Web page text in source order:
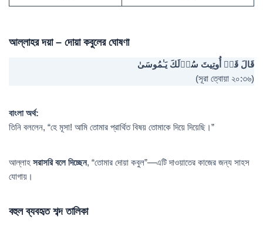
আল্লাহর দয়া – দোয়া কবুলের ঘোষণা
قَالَ قَدۡ أُوتِیتَ سُؤۡلَكَ یَـٰمُوسَىٰ
(সূরা ত্বোয়া ২০:৩৬)
বাংলা অর্থ:
তিনি বললেন, “হে মূসা! আমি তোমার প্রার্থিত বিষয় তোমাকে দিয়ে দিয়েছি।”
আল্লাহ সরাসরি বলে দিচ্ছেন, “তোমার দোয়া কবুল”—এটি দাওয়াতের কাজের জন্য সাহস
যোগায়।
বহুল ব্যবহৃত শব্দ তালিকা